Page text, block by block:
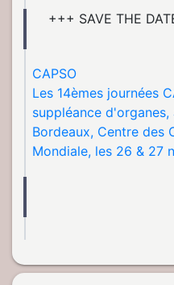
+++ SAVE THE
CAPSO
Les 14èmes journées
suppléance d'organes,
Bordeaux, Centre des
Mondiale, les 26 & 27